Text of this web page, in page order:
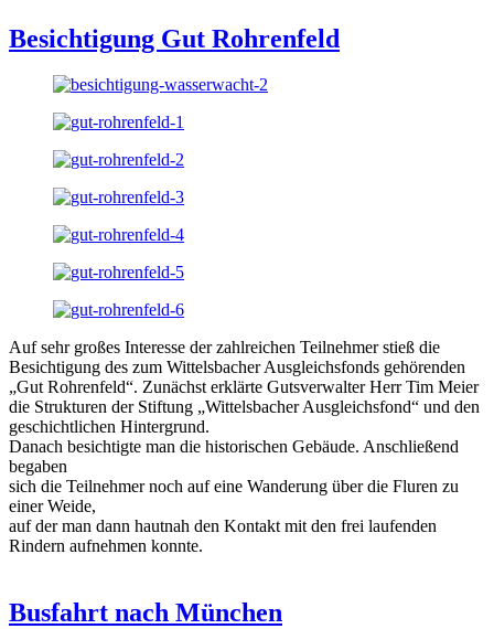
Besichtigung Gut Rohrenfeld
Auf sehr großes Interesse der zahlreichen Teilnehmer stieß die
Besichtigung des zum Wittelsbacher Ausgleichsfonds gehörenden
„Gut Rohrenfeld“. Zunächst erklärte Gutsverwalter Herr Tim Meier
die Strukturen der Stiftung „Wittelsbacher Ausgleichsfond“ und den
geschichtlichen Hintergrund.
Danach besichtigte man die historischen Gebäude. Anschließend
begaben
sich die Teilnehmer noch auf eine Wanderung über die Fluren zu
einer Weide,
auf der man dann hautnah den Kontakt mit den frei laufenden
Rindern aufnehmen konnte.
Busfahrt nach München